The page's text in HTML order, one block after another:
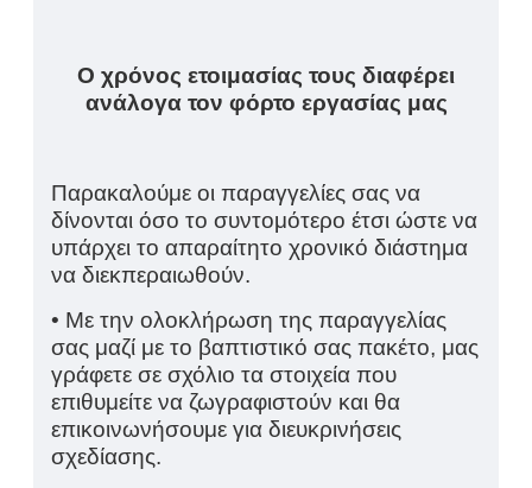
Ο χρόνος ετοιμασίας τους διαφέρει
ανάλογα τον φόρτο εργασίας μας
Παρακαλούμε οι παραγγελίες σας να
δίνονται όσο το συντομότερο έτσι ώστε να
υπάρχει το απαραίτητο χρονικό διάστημα
να διεκπεραιωθούν.
• Με την ολοκλήρωση της παραγγελίας
σας μαζί με το βαπτιστικό σας πακέτο, μας
γράφετε σε σχόλιο τα στοιχεία που
επιθυμείτε να ζωγραφιστούν και θα
επικοινωνήσουμε για διευκρινήσεις
σχεδίασης.